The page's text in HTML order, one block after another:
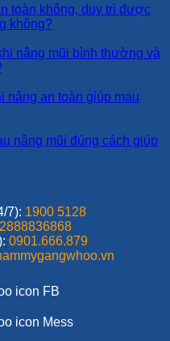
toàn không, duy trì được
không?
nâng mũi bình thường và
nâng an toàn giúp mau
nâng mũi đúng cách giúp
7): 1900 5128
0901.666.879